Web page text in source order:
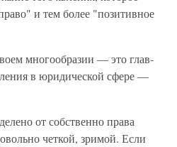
и тем более "позитивное
многообразии — это глав­
в юридической сфере —
от собственно права
четкой, зримой. Если